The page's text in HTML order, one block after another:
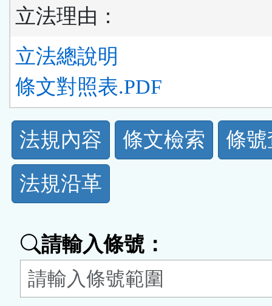
立法理由：
立法總說明
條文對照表.PDF
法
規
功
按
鈕
法規內容 條文檢索
條
法規沿革
請輸入條號：